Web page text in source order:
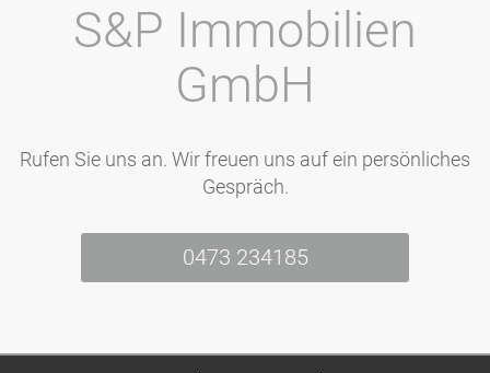
S&P Immobilien
GmbH
Rufen Sie uns an. Wir freuen uns auf ein persönliches
Gespräch.
0473 234185